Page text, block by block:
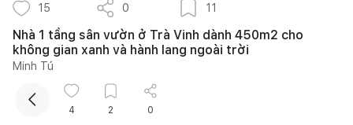
15 0 11
Nhà 1 tầng sân vườn ở Trà Vinh dành 450m2 cho
không gian xanh và hành lang ngoài trời
Minh Tú
4 2 0